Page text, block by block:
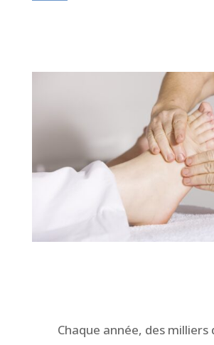
Chaque année, des milliers